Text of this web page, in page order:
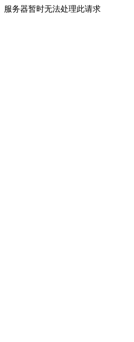
服务器暂时无法处理此请求